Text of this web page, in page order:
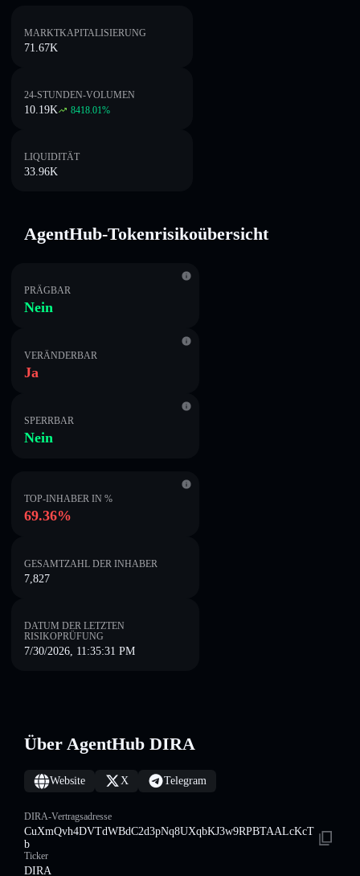
MARKTKAPITALISIERUNG
71.67K
24-STUNDEN-VOLUMEN
10.19K 8418.01%
LIQUIDITÄT
33.96K
AgentHub-Tokenrisikoübersicht
PRÄGBAR
Nein
VERÄNDERBAR
Ja
SPERRBAR
Nein
TOP-INHABER IN %
69.36%
GESAMTZAHL DER INHABER
7,827
DATUM DER LETZTEN
RISIKOPRÜFUNG
7/30/2026, 11:35:31 PM
Über AgentHub DIRA
Website X Telegram
DIRA-Vertragsadresse
CuXmQvh4DVTdWBdC2d3pNq8UXqbKJ3w9RPBTAALcKcT
b
Ticker
DIRA